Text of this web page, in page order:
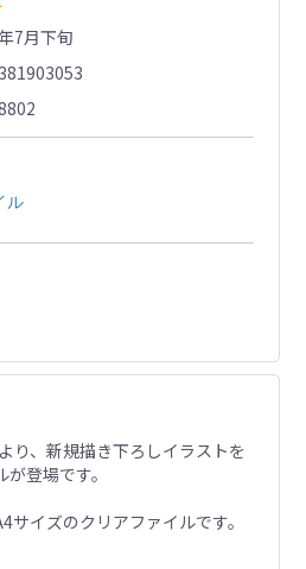
7月下旬
ル
り、新規描き下ろしイラストを
登場です。
イズのクリアファイルです。